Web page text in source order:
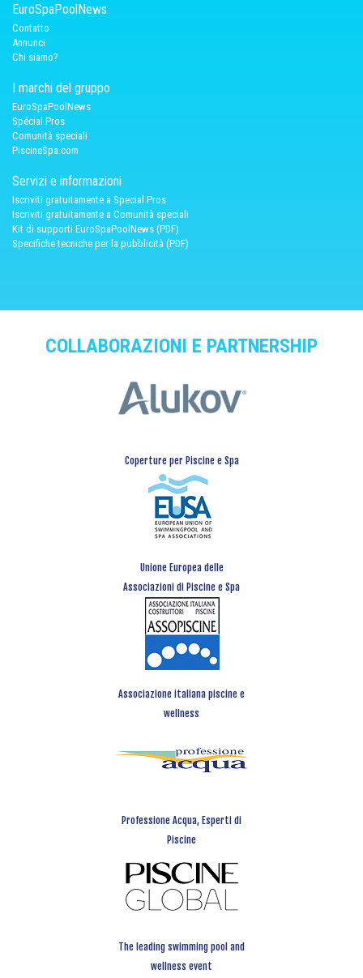
EuroSpaPoolNews
Contatto
Annunci
Chi siamo?
I marchi del gruppo
EuroSpaPoolNews
Spécial Pros
Comunità speciali
PiscineSpa.com
Servizi e informazioni
Iscriviti gratuitamente a Special Pros
Iscriviti gratuitamente a Comunità speciali
Kit di supporti EuroSpaPoolNews (PDF)
Specifiche tecniche per la pubblicità (PDF)
COLLABORAZIONI E PARTNERSHIP
Coperture per Piscine e Spa
Unione Europea delle
Associazioni di Piscine e Spa
Associazione italiana piscine e
wellness
Professione Acqua, Esperti di
Piscine
The leading swimming pool and
wellness event